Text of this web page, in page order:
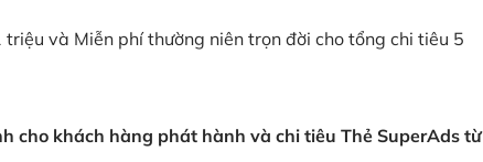
và Miễn phí thường niên trọn đời cho tổng chi tiêu 5
cho khách hàng phát hành và chi tiêu Thẻ SuperAds từ